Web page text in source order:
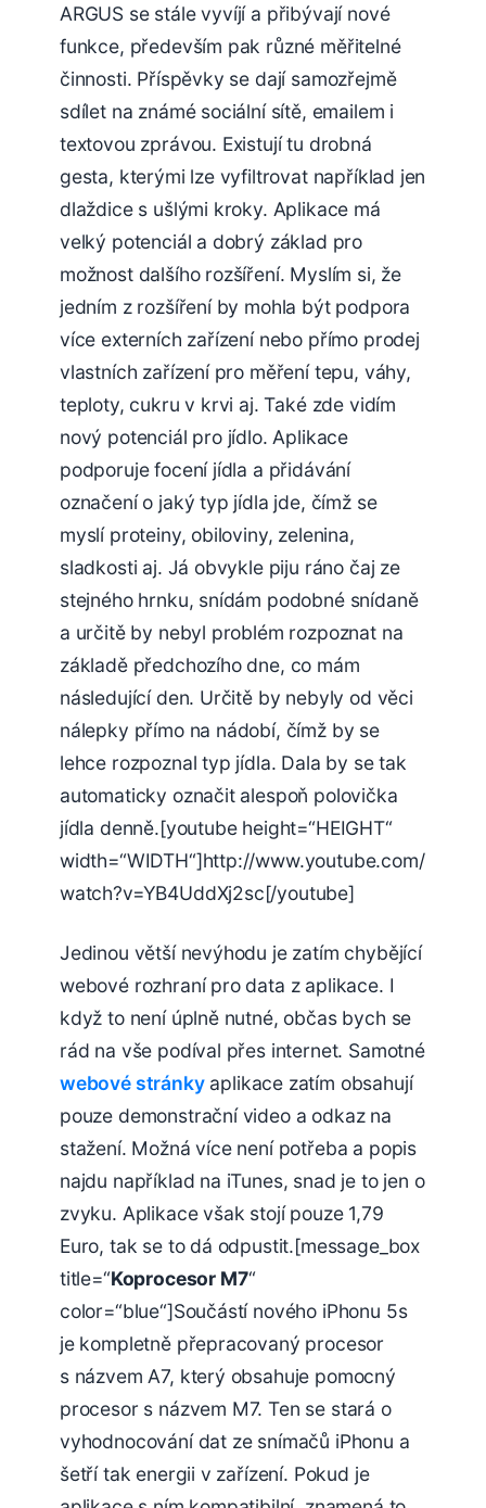
ARGUS se stále vyvíjí a přibývají nové
funkce, především pak různé měřitelné
činnosti. Příspěvky se dají samozřejmě
sdílet na známé sociální sítě, emailem i
textovou zprávou. Existují tu drobná
gesta, kterými lze vyfiltrovat například jen
dlaždice s ušlými kroky. Aplikace má
velký potenciál a dobrý základ pro
možnost dalšího rozšíření. Myslím si, že
jedním z rozšíření by mohla být podpora
více externích zařízení nebo přímo prodej
vlastních zařízení pro měření tepu, váhy,
teploty, cukru v krvi aj. Také zde vidím
nový potenciál pro jídlo. Aplikace
podporuje focení jídla a přidávání
označení o jaký typ jídla jde, čímž se
myslí proteiny, obiloviny, zelenina,
sladkosti aj. Já obvykle piju ráno čaj ze
stejného hrnku, snídám podobné snídaně
a určitě by nebyl problém rozpoznat na
základě předchozího dne, co mám
následující den. Určitě by nebyly od věci
nálepky přímo na nádobí, čímž by se
lehce rozpoznal typ jídla. Dala by se tak
automaticky označit alespoň polovička
jídla denně.[youtube height=“HEIGHT“
width=“WIDTH“]http://www.youtube.com/
watch?v=YB4UddXj2sc[/youtube]
Jedinou větší nevýhodu je zatím chybějící
webové rozhraní pro data z aplikace. I
když to není úplně nutné, občas bych se
rád na vše podíval přes internet. Samotné
webové stránkyaplikace zatím obsahují
pouze demonstrační video a odkaz na
stažení. Možná více není potřeba a popis
najdu například na iTunes, snad je to jen o
zvyku. Aplikace však stojí pouze 1,79
Euro, tak se to dá odpustit.[message_box
title=“Koprocesor M7“
color=“blue“]Součástí nového iPhonu 5s
je kompletně přepracovaný procesor
s názvem A7, který obsahuje pomocný
procesor s názvem M7. Ten se stará o
vyhodnocování dat ze snímačů iPhonu a
šetří tak energii v zařízení. Pokud je